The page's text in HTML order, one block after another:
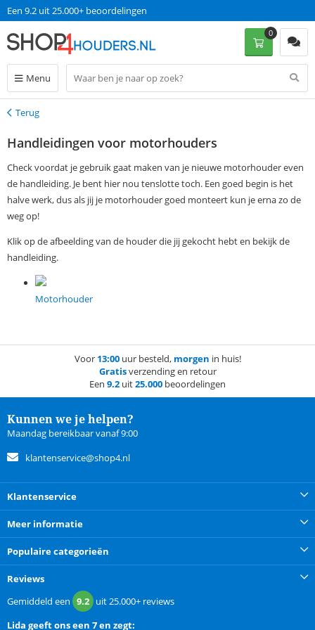
Een 9.2 uit 25.000+ beoordelingen
Menu
0
Terug
Terug
Handleidingen voor motorhouders
Check voordat je gebruik gaat maken van je nieuwe motorhouder even
de handleiding. Je bent hier nou tenslotte toch. Een goed begin is het
halve werk, dus als jij je motorhouder goed monteert kun je erna zo de
weg op!
Klik op de afbeelding van de houder die jij gekocht hebt en bekijk de
handleiding.
Motorhouder
Voor 13:00uur besteld, morgen in huis!
Gratisverzending en retour
Een 9.2 uit25.000 beoordelingen
Kunnen we je helpen?
Maandag bereikbaar vanaf 9:00
klantenservice@shop4.nl
Klantenservice
Meer informatie
Populaire categorieën
Reviews
Gemiddeld een 9.2 uit25.000+ reviews
Lida geeft ons een 7 en zegt: